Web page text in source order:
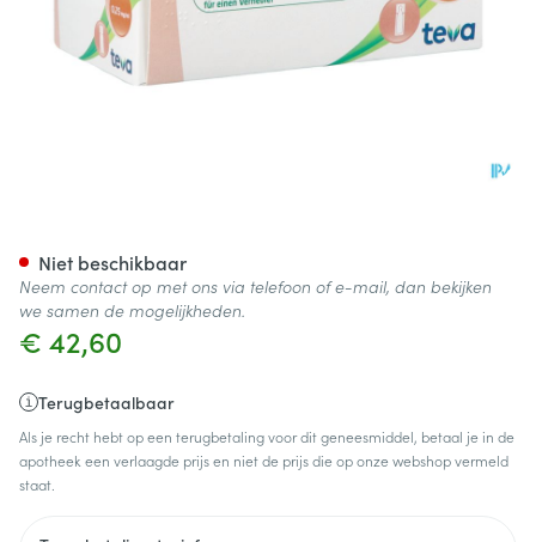
€ 42,60
Terugbetaalbaar
Als je recht hebt op een terugbetaling voor dit geneesmiddel, betaal je in de
apotheek een verlaagde prijs en niet de prijs die op onze webshop vermeld
staat.
Niet beschikbaar
Neem contact op met ons via telefoon of e-mail, dan bekijken
we samen de mogelijkheden.